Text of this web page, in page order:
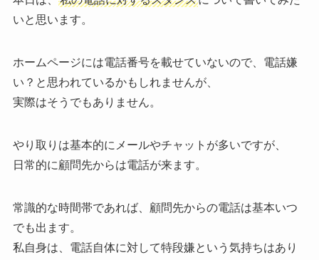
いと思います。
ホームページには電話番号を載せていないので、電話嫌
い？と思われているかもしれませんが、
実際はそうでもありません。
やり取りは基本的にメールやチャットが多いですが、
日常的に顧問先からは電話が来ます。
常識的な時間帯であれば、顧問先からの電話は基本いつ
でも出ます。
私自身は、電話自体に対して特段嫌という気持ちはあり